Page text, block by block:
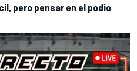
pero pensar en el podio